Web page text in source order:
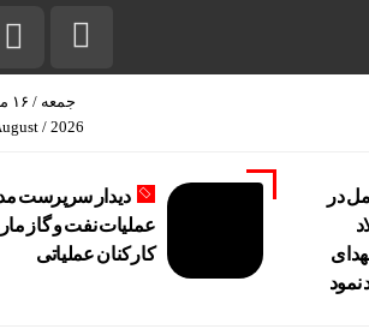
جمعه / ۱۶ مرداد / ۱۴۰۵
/ 2026
در
نمود
دیدار سرپرست
عملیات نفت و گاز
کارکنان عملیاتی